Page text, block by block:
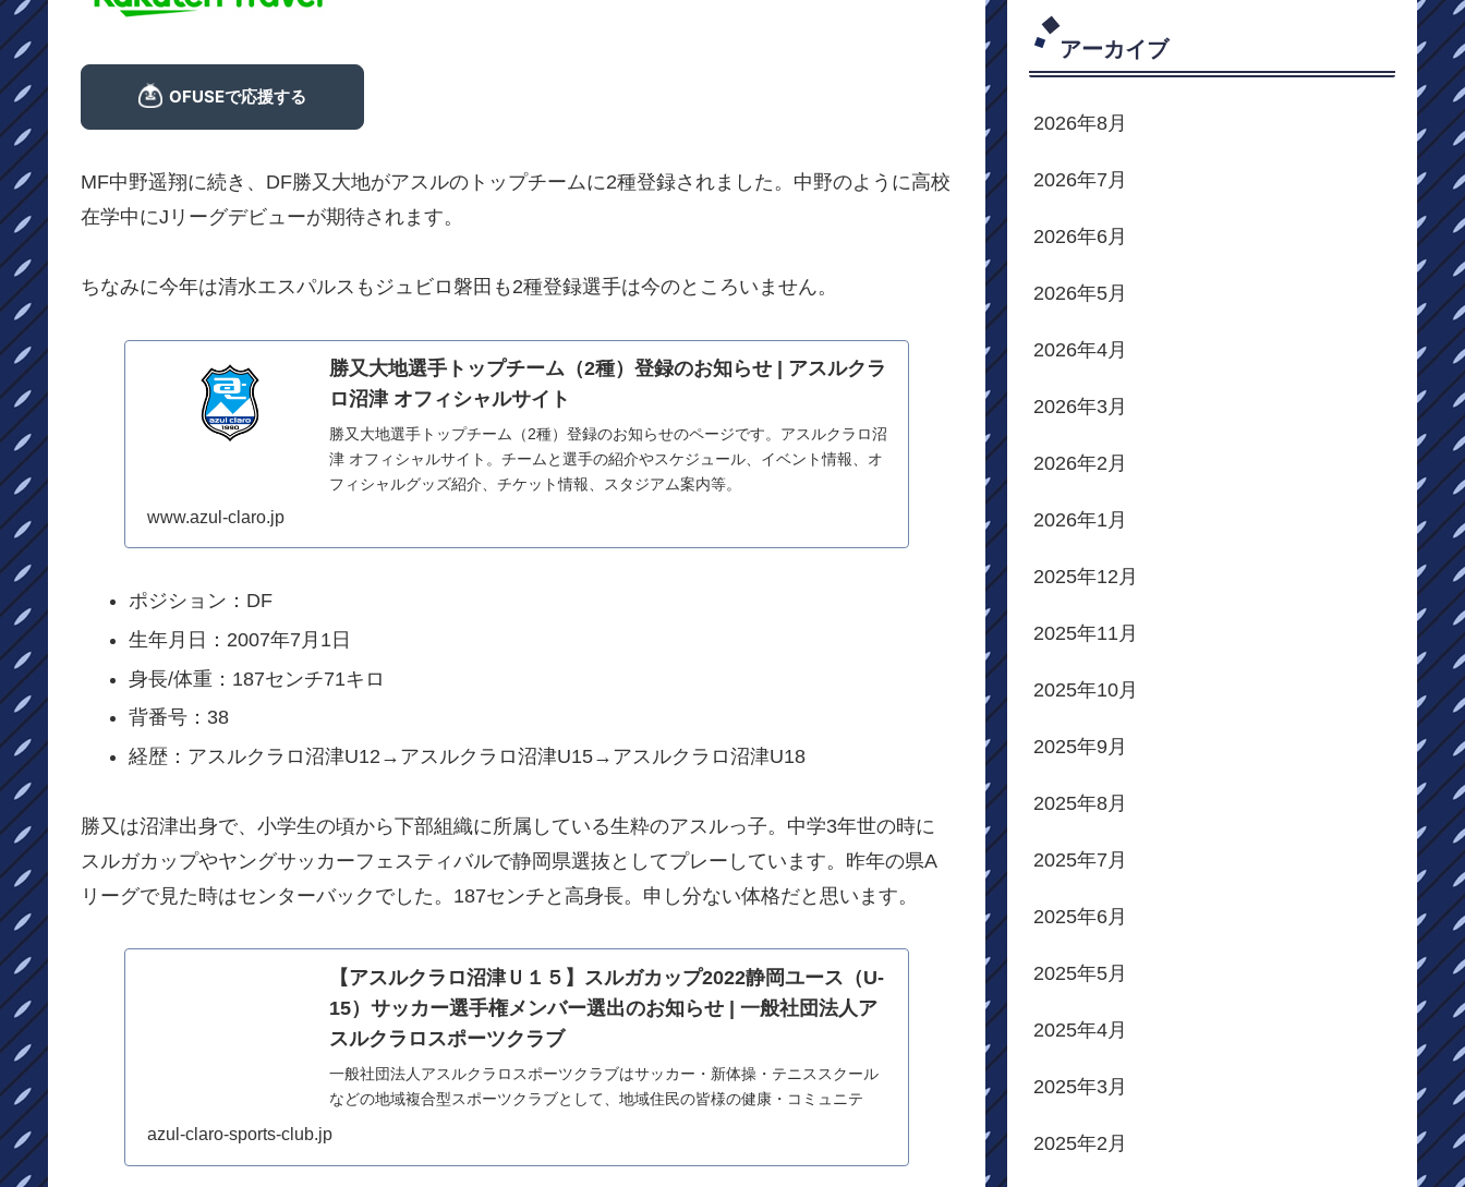
MF中野遥翔に続き、DF勝又大地がアスルのトップチームに2種登録されました。中野のように高校
在学中にJリーグデビューが期待されます。
ちなみに今年は清水エスパルスもジュビロ磐田も2種登録選手は今のところいません。
勝又大地選手トップチーム（2種）登録のお知らせ | アスルクラ
ロ沼津 オフィシャルサイト
勝又大地選手トップチーム（2種）登録のお知らせのページです。アスルクラロ沼
津 オフィシャルサイト。チームと選手の紹介やスケジュール、イベント情報、オ
フィシャルグッズ紹介、チケット情報、スタジアム案内等。
www.azul-claro.jp
ポジション：DF
生年月日：2007年7月1日
身長/体重：187センチ71キロ
背番号：38
経歴：アスルクラロ沼津U12→アスルクラロ沼津U15→アスルクラロ沼津U18
勝又は沼津出身で、小学生の頃から下部組織に所属している生粋のアスルっ子。中学3年世の時に
スルガカップやヤングサッカーフェスティバルで静岡県選抜としてプレーしています。昨年の県A
リーグで見た時はセンターバックでした。187センチと高身長。申し分ない体格だと思います。
【アスルクラロ沼津Ｕ１５】スルガカップ2022静岡ユース（U-
15）サッカー選手権メンバー選出のお知らせ | 一般社団法人ア
スルクラロスポーツクラブ
一般社団法人アスルクラロスポーツクラブはサッカー・新体操・テニススクール
などの地域複合型スポーツクラブとして、地域住民の皆様の健康・コミュニテ
azul-claro-sports-club.jp
アーカイブ
2026年8月
2026年7月
2026年6月
2026年5月
2026年4月
2026年3月
2026年2月
2026年1月
2025年12月
2025年11月
2025年10月
2025年9月
2025年8月
2025年7月
2025年6月
2025年5月
2025年4月
2025年3月
2025年2月